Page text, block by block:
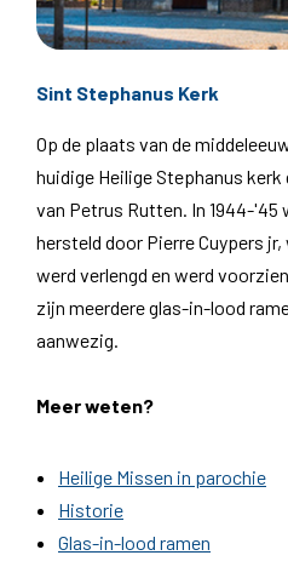
Sint Stephanus Kerk
Op de plaats van de
huidige Heilige Stephanus
van Petrus Rutten. In 1944-'45
hersteld door Pierre Cuypers
werd verlengd en werd
zijn meerdere glas-in-lood
aanwezig.
Meer weten?
Heilige Missen in parochie
Historie
Glas-in-lood ramen